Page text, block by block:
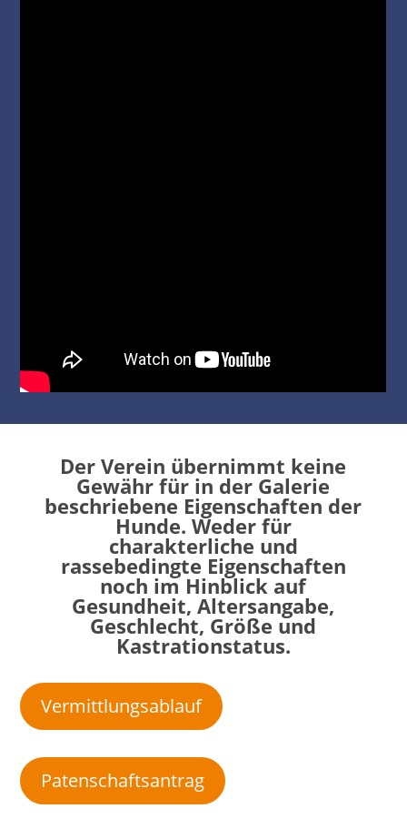
Der Verein übernimmt keine
Gewähr für in der Galerie
beschriebene Eigenschaften der
Hunde. Weder für
charakterliche und
rassebedingte Eigenschaften
noch im Hinblick auf
Gesundheit, Altersangabe,
Geschlecht, Größe und
Kastrationstatus.
Vermittlungsablauf
Patenschaftsantrag